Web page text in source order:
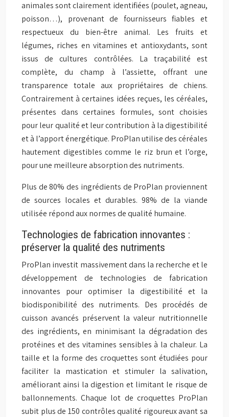
animales sont clairement identifiées (poulet, agneau,
poisson…), provenant de fournisseurs fiables et
respectueux du bien-être animal. Les fruits et
légumes, riches en vitamines et antioxydants, sont
issus de cultures contrôlées. La traçabilité est
complète, du champ à l’assiette, offrant une
transparence totale aux propriétaires de chiens.
Contrairement à certaines idées reçues, les céréales,
présentes dans certaines formules, sont choisies
pour leur qualité et leur contribution à la digestibilité
et à l’apport énergétique. ProPlan utilise des céréales
hautement digestibles comme le riz brun et l’orge,
pour une meilleure absorption des nutriments.
Plus de 80% des ingrédients de ProPlan proviennent
de sources locales et durables. 98% de la viande
utilisée répond aux normes de qualité humaine.
Technologies de fabrication innovantes :
préserver la qualité des nutriments
ProPlan investit massivement dans la recherche et le
développement de technologies de fabrication
innovantes pour optimiser la digestibilité et la
biodisponibilité des nutriments. Des procédés de
cuisson avancés préservent la valeur nutritionnelle
des ingrédients, en minimisant la dégradation des
protéines et des vitamines sensibles à la chaleur. La
taille et la forme des croquettes sont étudiées pour
faciliter la mastication et stimuler la salivation,
améliorant ainsi la digestion et limitant le risque de
ballonnements. Chaque lot de croquettes ProPlan
subit plus de 150 contrôles qualité rigoureux avant sa